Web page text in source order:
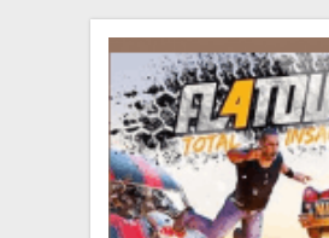
KONTAKT
PRODEJNY
DOPRAVA